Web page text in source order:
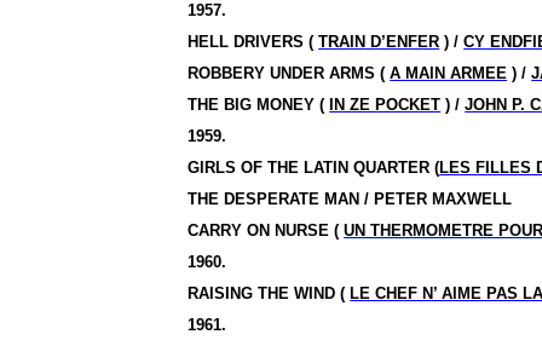
1957.
HELL DRIVERS (TRAIN D’ENFER ) /CY
ROBBERY UNDER ARMS (A MAIN ARMEE ) /
THE BIG MONEY (
IN ZE POCKET ) /JOHN P.
1959.
GIRLS OF THE LATIN QUARTER (LES FILLES
THE DESPERATE MAN / PETER MAXWELL
CARRY ON NURSE (UN THERMOMETRE
1960.
RAISING THE WIND ( LE CHEF N’ AIME PAS
1961.